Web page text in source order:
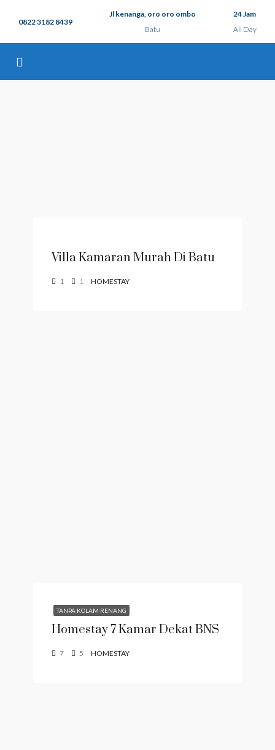
0822 3182 8439
Jl kenanga, oro oro ombo
Batu
24 Jam
All Day
Villa Kamaran Murah Di Batu
1 1 HOMESTAY
TANPA KOLAM RENANG
Homestay 7 Kamar Dekat BNS
7 5 HOMESTAY